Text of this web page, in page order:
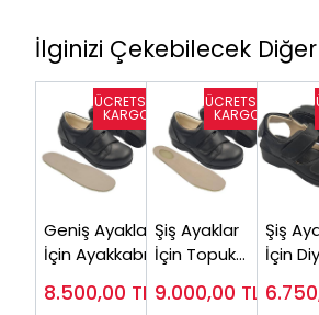
İlginizi Çekebilecek
Geniş Ayaklar
İçin Ayakkabı
ODDG05S (Şiş
8.500,00 TL
Şiş Ayaklar
İçin Topuk
Ayakkabısı
9.000,00 TL
Şiş
İçin
Kadın